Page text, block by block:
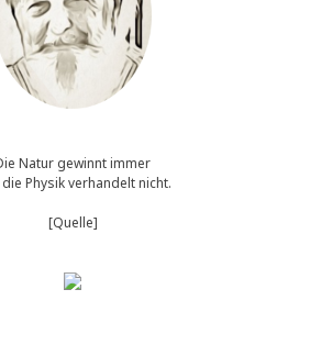
Natur gewinnt immer
Physik verhandelt nicht.
[Quelle]